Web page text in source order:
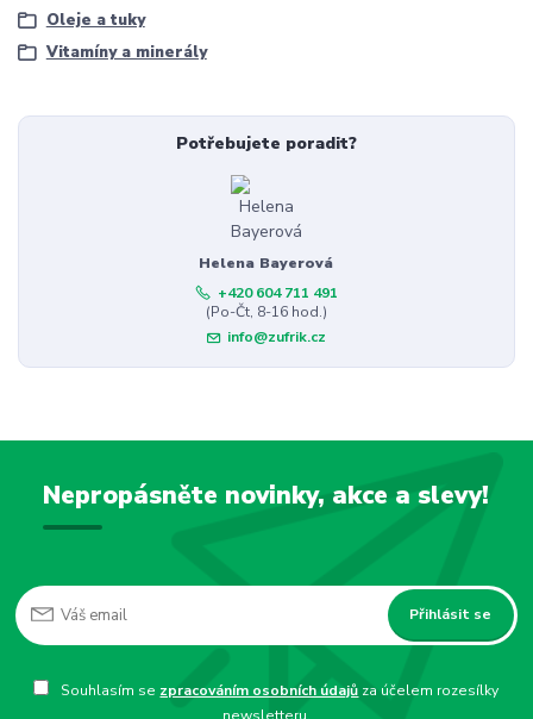
Oleje a tuky
Vitamíny a minerály
Potřebujete poradit?
Helena Bayerová
+420 604 711 491
(Po-Čt, 8-16 hod.)
info@zufrik.cz
Nepropásněte novinky, akce a slevy!
Přihlásit se
Souhlasím se zpracováním osobních údajů za účelem rozesílky
newsletteru.